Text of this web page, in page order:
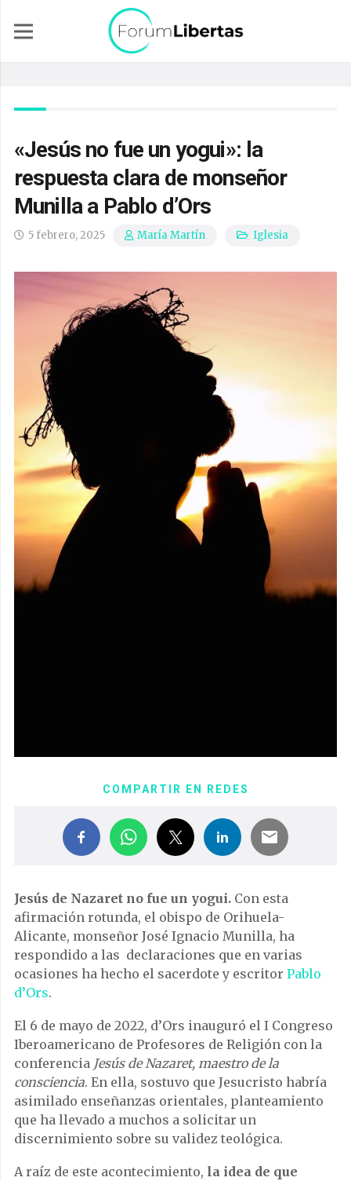
«Jesús no fue un yogui»: la
respuesta clara de monseñor
Munilla a Pablo d’Ors
5 febrero, 2025 María Martín Iglesia
COMPARTIR EN REDES
Jesús de Nazaret no fue un yogui. Con esta
afirmación rotunda, el obispo de Orihuela-
Alicante, monseñor José Ignacio Munilla, ha
respondido a las declaraciones que en varias
ocasiones ha hecho el sacerdote y escritor Pablo
d’Ors.
El 6 de mayo de 2022, d’Ors inauguró el I Congreso
Iberoamericano de Profesores de Religión con la
conferencia Jesús de Nazaret, maestro de la
consciencia. En ella, sostuvo que Jesucristo habría
asimilado enseñanzas orientales, planteamiento
que ha llevado a muchos a solicitar un
discernimiento sobre su validez teológica.
A raíz de este acontecimiento, la idea de que